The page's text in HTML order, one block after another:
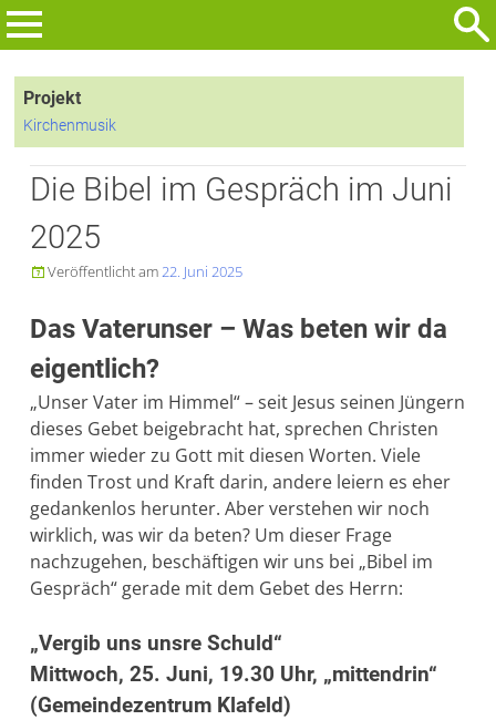
Zum
Inhalt
nach:Projekt
Kirchenmusik
Die Bibel im Gespräch im Juni
2025
Veröffentlicht am22. Juni 2025
Das Vaterunser – Was beten wir da
eigentlich?
„Unser Vater im Himmel“ – seit Jesus seinen Jüngern
dieses Gebet beigebracht hat, sprechen Christen
immer wieder zu Gott mit diesen Worten. Viele
finden Trost und Kraft darin, andere leiern es eher
gedankenlos herunter. Aber verstehen wir noch
wirklich, was wir da beten? Um dieser Frage
nachzugehen, beschäftigen wir uns bei „Bibel im
Gespräch“ gerade mit dem Gebet des Herrn:
„Vergib uns unsre Schuld“
Mittwoch, 25. Juni, 19.30 Uhr, „mittendrin“
(Gemeindezentrum Klafeld)